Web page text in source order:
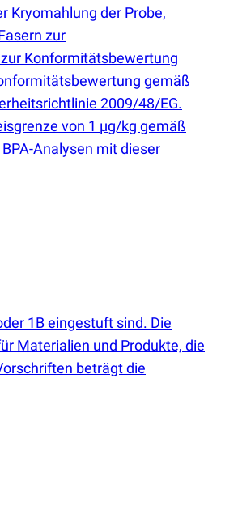
Kryomahlung der Probe,
zur
Konformitätsbewertung
gemäß
2009/48/EG.
von 1 µg/kg gemäß
Analysen mit dieser
1B eingestuft sind. Die
Materialien und Produkte, die
beträgt die